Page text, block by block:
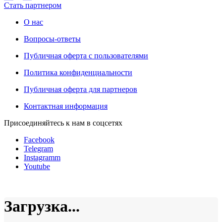
Стать партнером
О нас
Вопросы-ответы
Публичная оферта с пользователями
Политика конфиденциальности
Публичная оферта для партнеров
Контактная информация
Присоединяйтесь к нам в соцсетях
Facebook
Telegram
Instagramm
Youtube
Загрузка...